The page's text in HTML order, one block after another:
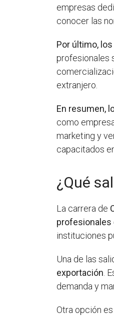
empresas
conocer las
Por último,
profesionales
extranjero.
En resumen,
como
marketing y
capacitados
¿Qué
La carrera de
profesionales
instituciones
Una de las
exportación .
demanda y
Otra opción